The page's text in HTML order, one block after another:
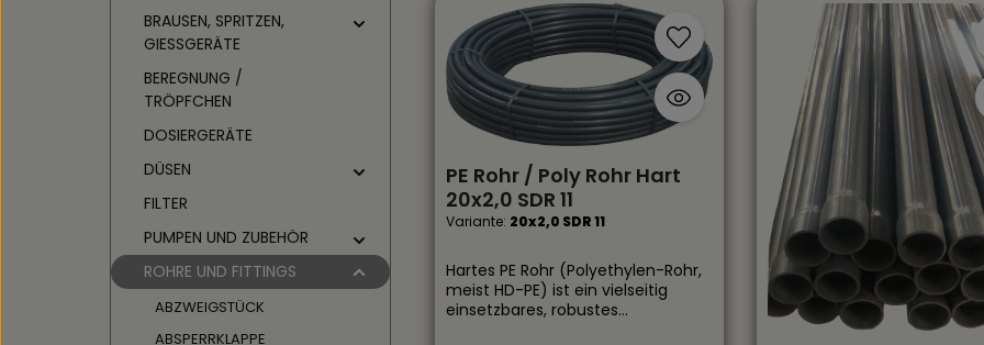
BRAUSEN, SPRITZEN,
GIESSGERÄTE
BEREGNUNG /
TRÖPFCHEN
DOSIERGERÄTE
DÜSEN
FILTER
PUMPEN UND ZUBEHÖR
ROHRE UND FITTINGS
ABZWEIGSTÜCK
ABSPERRKLAPPE
PE Rohr / Poly Rohr Hart
20x2,0 SDR 11
Variante: 20x2,0 SDR 11
Hartes PE Rohr (Polyethylen-Rohr,
meist HD-PE) ist ein vielseitig
einsetzbares, robustes